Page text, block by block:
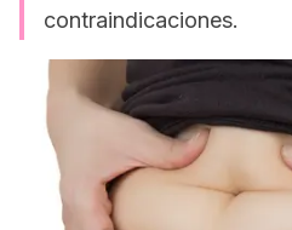
contraindicaciones.